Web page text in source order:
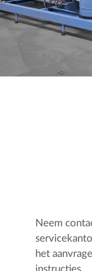
Neem
het
instructies.